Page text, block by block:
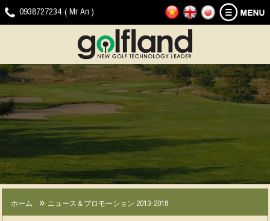
0938727234 ( Mr An )
ホ
ー
ゴ
ル
ュ
レ
ー
タ
ー
製
JOYGOLF
SMART+
ョ
G-
SHOT
ー
ニ
ュ
プ
ロ
モ
ー
シ
ョ
会
社
ニ
経
験
ニ
ュ
ス
ダ
ウ
ド
ビ
デ
ッ
プ
ゴ
ル
ド
へ
の
問
い
合
せ
ホーム ニュース＆プロモーション 2013-2018